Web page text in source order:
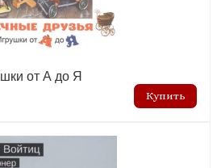
от А до Я